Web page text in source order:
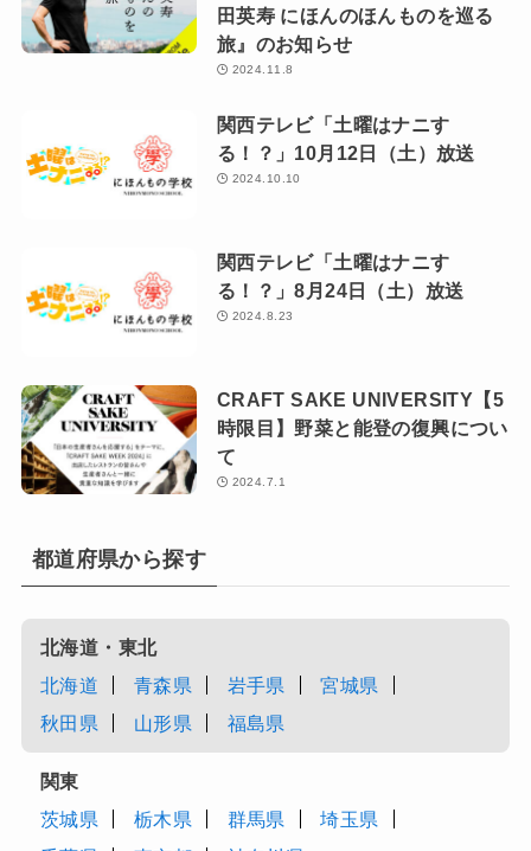
田英寿 にほんのほんものを巡る
旅』のお知らせ
2024.11.8
関西テレビ「土曜はナニす
る！？」10月12日（土）放送
2024.10.10
関西テレビ「土曜はナニす
る！？」8月24日（土）放送
2024.8.23
CRAFT SAKE UNIVERSITY【5
時限目】野菜と能登の復興につい
て
2024.7.1
都道府県から探す
北海道・東北
北海道
青森県 岩手県
宮城県
秋田県
山形県 福島県
関東
茨城県
栃木県 群馬県
埼玉県